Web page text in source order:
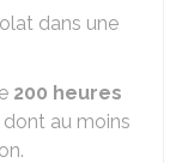
dans une
200 heures
dont au moins